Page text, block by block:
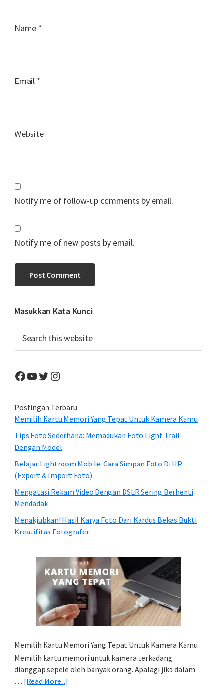
Name *
Email *
Website
Notify me of follow-up comments by email.
Notify me of new posts by email.
Primary
Sidebar
Masukkan Kata Kunci
this
Facebook
YouTube
Twitter
Instagram
Postingan Terbaru
Memilih Kartu Memori Yang Tepat Untuk Kamera Kamu
Tips Foto Sederhana: Memadukan Foto Light Trail
Dengan Model
Belajar Lightroom Mobile: Cara Simpan Foto Di HP
(Export & Import Foto)
Mengatasi Rekam Video Dengan DSLR Sering Berhenti
Mendadak
Menakjubkan! Hasil Karya Foto Dari Kardus Bekas Bukti
Kreatifitas Fotografer
Memilih Kartu Memori Yang Tepat Untuk Kamera Kamu
Memilih kartu memori untuk kamera terkadang
dianggap sepele oleh banyak orang. Apalagi jika dalam
… [Read More...]